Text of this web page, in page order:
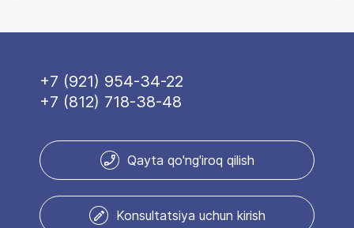
+7 (921) 954-34-22
+7 (812) 718-38-48
Qayta qo'ng'iroq qilish
Konsultatsiya uchun kirish